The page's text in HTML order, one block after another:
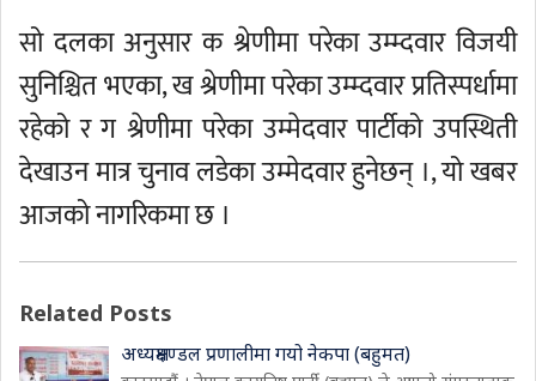
सो दलका अनुसार क श्रेणीमा परेका उम्म्दवार विजयी
सुनिश्चित भएका, ख श्रेणीमा परेका उम्म्दवार प्रतिस्पर्धामा
रहेको र ग श्रेणीमा परेका उम्मेदवार पार्टीको उपस्थिती
देखाउन मात्र चुनाव लडेका उम्मेदवार हुनेछन् ।, यो खबर
आजको नागरिकमा छ ।
Related Posts
अध्यक्षमण्डल प्रणालीमा गयो नेकपा (बहुमत)